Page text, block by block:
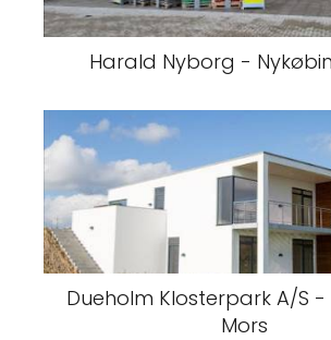
Harald Nyborg -
Dueholm Klosterpark A/S -
Mors